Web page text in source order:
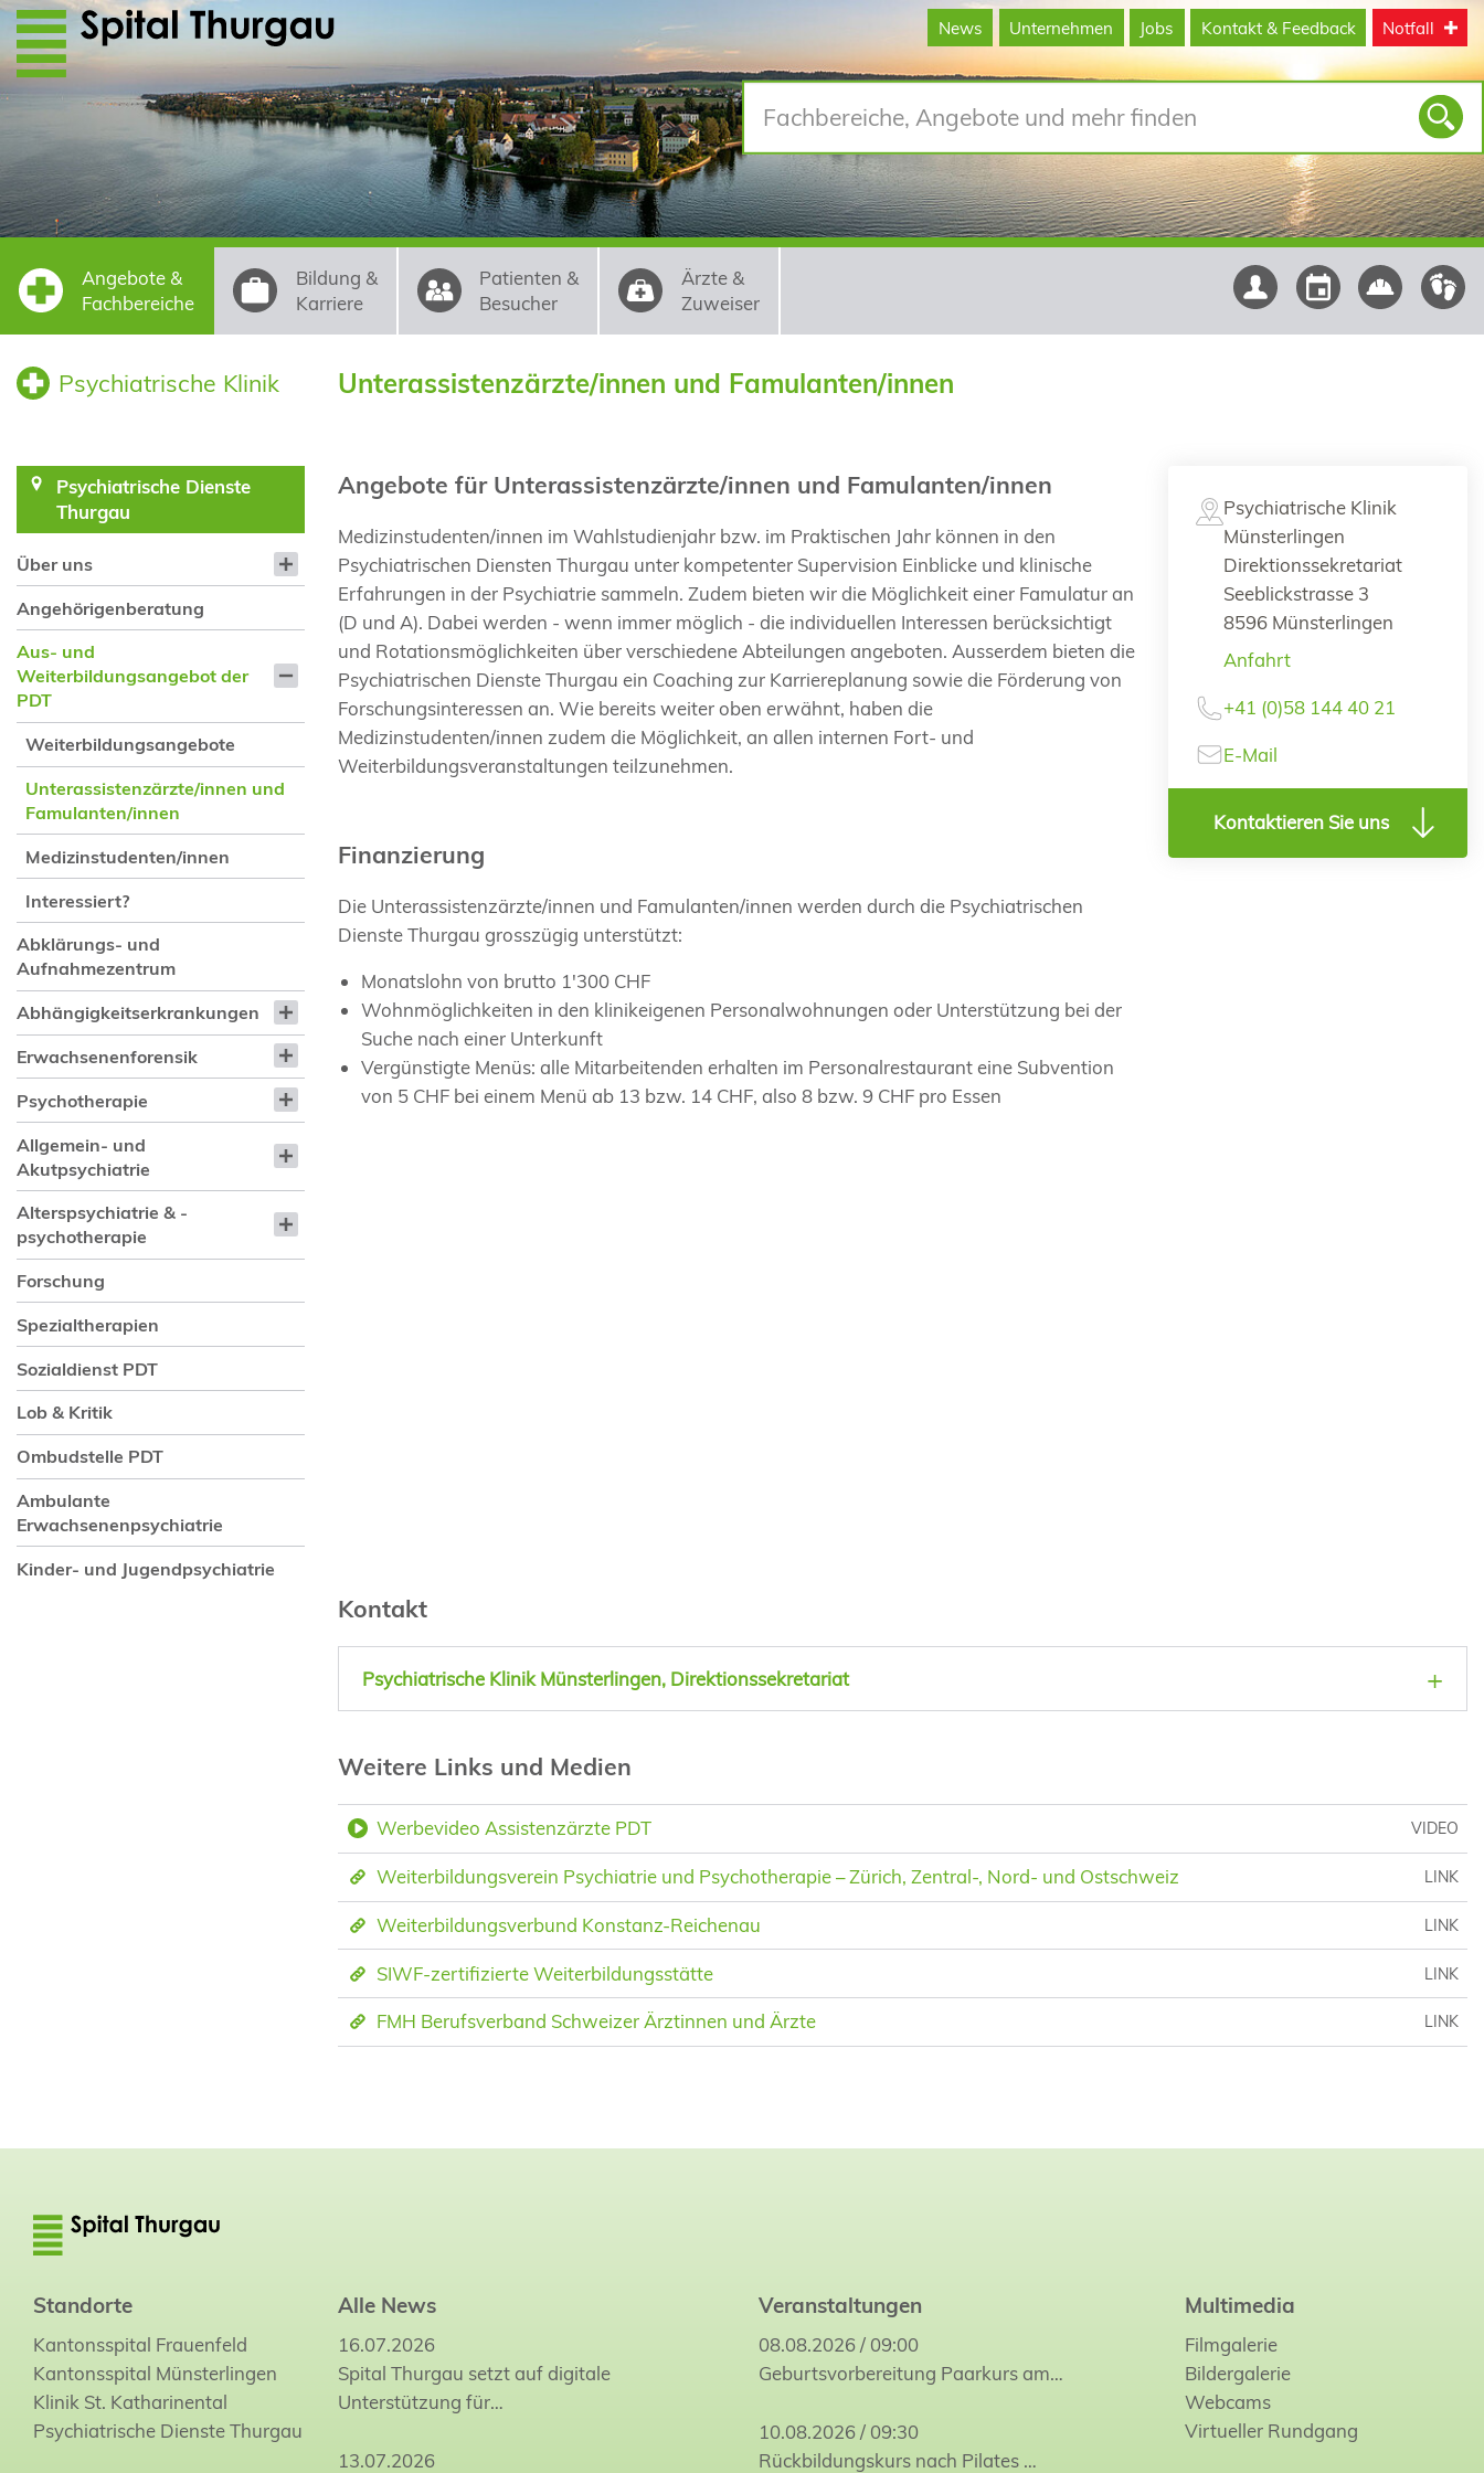
Direkt zum Inhalt
News Unternehmen Jobs Kontakt & Feedback Notfall
Angebote &
Fachbereiche
Bildung &
Karriere
Patienten &
Besucher
Ärzte &
Zuweiser
Psychiatrische Klinik
Psychiatrische Dienste
Thurgau
Über uns
Angehörigenberatung
Aus- und
Weiterbildungsangebot der
PDT
Weiterbildungsangebote
Unterassistenzärzte/innen und
Famulanten/innen
Medizinstudenten/innen
Interessiert?
Abklärungs- und
Aufnahmezentrum
Abhängigkeitserkrankungen
Erwachsenenforensik
Psychotherapie
Allgemein- und
Akutpsychiatrie
Alterspsychiatrie & -
psychotherapie
Forschung
Spezialtherapien
Sozialdienst PDT
Lob & Kritik
Ombudstelle PDT
Ambulante
Erwachsenenpsychiatrie
Kinder- und Jugendpsychiatrie
Unterassistenzärzte/innen und Famulanten/innen
Angebote für Unterassistenzärzte/innen und Famulanten/innen
Medizinstudenten/innen im Wahlstudienjahr bzw. im Praktischen Jahr können in den
Psychiatrischen Diensten Thurgau unter kompetenter Supervision Einblicke und klinische
Erfahrungen in der Psychiatrie sammeln. Zudem bieten wir die Möglichkeit einer Famulatur an
(D und A). Dabei werden - wenn immer möglich - die individuellen Interessen berücksichtigt
und Rotationsmöglichkeiten über verschiedene Abteilungen angeboten. Ausserdem bieten die
Psychiatrischen Dienste Thurgau ein Coaching zur Karriereplanung sowie die Förderung von
Forschungsinteressen an. Wie bereits weiter oben erwähnt, haben die
Medizinstudenten/innen zudem die Möglichkeit, an allen internen Fort- und
Weiterbildungsveranstaltungen teilzunehmen.
Finanzierung
Die Unterassistenzärzte/innen und Famulanten/innen werden durch die Psychiatrischen
Dienste Thurgau grosszügig unterstützt:
Monatslohn von brutto 1'300 CHF
Wohnmöglichkeiten in den klinikeigenen Personalwohnungen oder Unterstützung bei der
Suche nach einer Unterkunft
Vergünstigte Menüs: alle Mitarbeitenden erhalten im Personalrestaurant eine Subvention
von 5 CHF bei einem Menü ab 13 bzw. 14 CHF, also 8 bzw. 9 CHF pro Essen
Psychiatrische Klinik
Münsterlingen
Direktionssekretariat
Seeblickstrasse 3
8596 Münsterlingen
Anfahrt
+41 (0)58 144 40 21
E-Mail
Kontaktieren Sie uns
Kontakt
Psychiatrische Klinik Münsterlingen, Direktionssekretariat
Weitere Links und Medien
Werbevideo Assistenzärzte PDT VIDEO
Weiterbildungsverein Psychiatrie und Psychotherapie – Zürich, Zentral-, Nord- und Ostschweiz LINK
Weiterbildungsverbund Konstanz-Reichenau LINK
SIWF-zertifizierte Weiterbildungsstätte LINK
FMH Berufsverband Schweizer Ärztinnen und Ärzte LINK
Standorte
Kantonsspital Frauenfeld
Kantonsspital Münsterlingen
Klinik St. Katharinental
Psychiatrische Dienste Thurgau
Alle News
16.07.2026
Spital Thurgau setzt auf digitale
Unterstützung für…
13.07.2026
Veranstaltungen
08.08.2026 / 09:00
Geburtsvorbereitung Paarkurs am…
10.08.2026 / 09:30
Rückbildungskurs nach Pilates…
Multimedia
Filmgalerie
Bildergalerie
Webcams
Virtueller Rundgang